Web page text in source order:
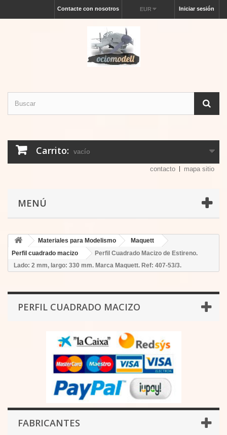
Iniciar sesión
EUR
Contacte con nosotros
Carrito: vacío
contacto mapa sitio
MENÚ
Materiales para Modelismo
Maquett
Perfil cuadrado macizo
Perfil Cuadrado Macizo de Estireno.
Lado: 2 mm, largo: 330 mm. Marca Maquett. Ref: 407-53/3.
PERFIL CUADRADO MACIZO
FABRICANTES